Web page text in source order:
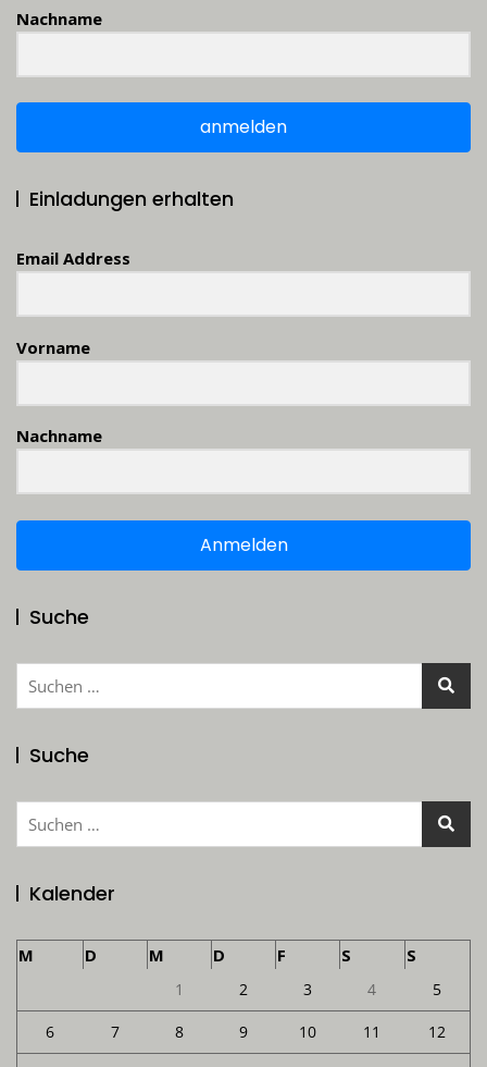
Nachname
anmelden
Einladungen erhalten
Email Address
Vorname
Nachname
Anmelden
Suche
Suchen
Suche
Suchen
Kalender
M D M D F S S
1 2 3 4 5
6 7 8 9 10 11 12